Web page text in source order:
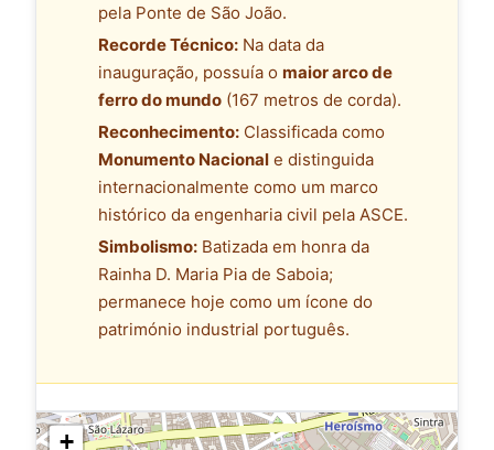
pela Ponte de São João.
Recorde Técnico: Na data da
inauguração, possuía o maior arco de
ferro do mundo (167 metros de corda).
Reconhecimento: Classificada como
Monumento Nacional e distinguida
internacionalmente como um marco
histórico da engenharia civil pela ASCE.
Simbolismo: Batizada em honra da
Rainha D. Maria Pia de Saboia;
permanece hoje como um ícone do
património industrial português.
+